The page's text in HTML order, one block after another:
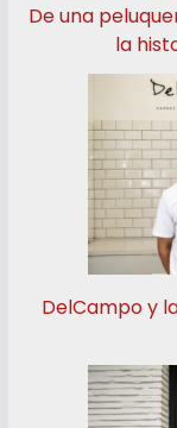
De una
la
DelCampo y